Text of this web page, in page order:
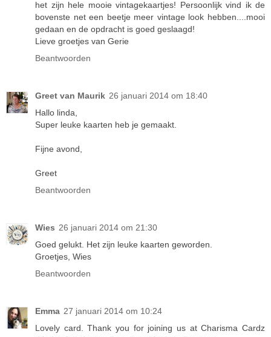
het zijn hele mooie vintagekaartjes! Persoonlijk vind ik de
bovenste net een beetje meer vintage look hebben....mooi
gedaan en de opdracht is goed geslaagd!
Lieve groetjes van Gerie
Beantwoorden
Greet van Maurik 26 januari 2014 om 18:40
Hallo linda,
Super leuke kaarten heb je gemaakt.
Fijne avond,
Greet
Beantwoorden
Wies 26 januari 2014 om 21:30
Goed gelukt. Het zijn leuke kaarten geworden.
Groetjes, Wies
Beantwoorden
Emma 27 januari 2014 om 10:24
Lovely card. Thank you for joining us at Charisma Cardz